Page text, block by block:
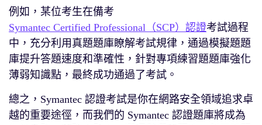
例如，某位考生在備考
Symantec Certified Professional（SCP）認證考試過程
中，充分利用真題題庫瞭解考試規律，通過模擬題題
庫提升答題速度和準確性，針對專項練習題題庫強化
薄弱知識點，最終成功通過了考試。
總之，Symantec 認證考試是你在網路安全領域追求卓
越的重要途徑，而我們的 Symantec 認證題庫將成為